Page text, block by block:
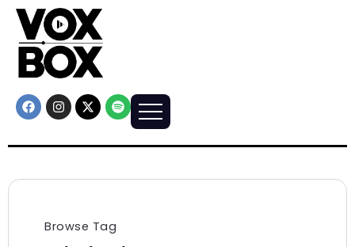
Browse Tag